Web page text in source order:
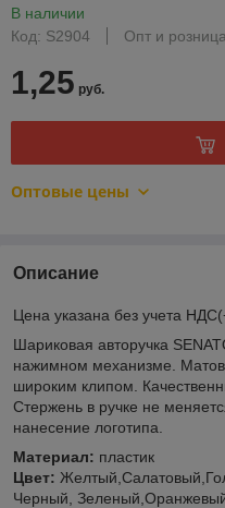
В наличии
Код: S2904
Опт и розница
1,25 руб.
Оптовые цены
Описание
Цена указана без учета
Шариковая авторучка
нажимном механизме.
широким клипом.
Стержень в ручке не
нанесение логотипа.
Материал: пластик
Цвет:
Черный,